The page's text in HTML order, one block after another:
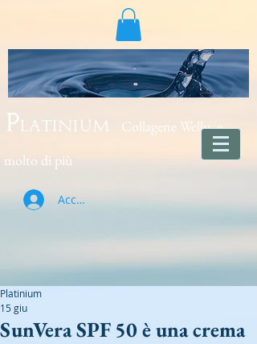
Platinium
Collagene Wellu e
molto di più
Accedi
SunVera SPF 50 è una crema
Platinium
15 giu